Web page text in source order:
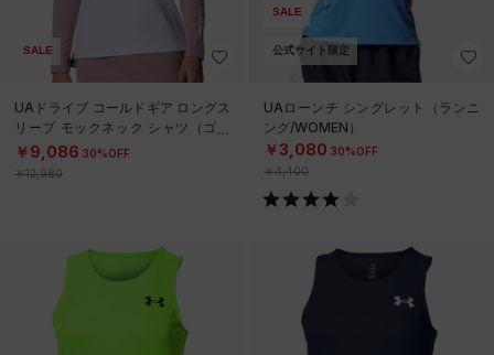
SALE
UAドライブ コールドギア ロングス
リーブ モックネック シャツ（ゴル
フ/WOMEN）
￥9,086 30%OFF
￥12,980
SALE
公式サイト限定
UAローンチ シングレット（ランニ
ング/WOMEN）
￥3,080 30%OFF
￥4,400